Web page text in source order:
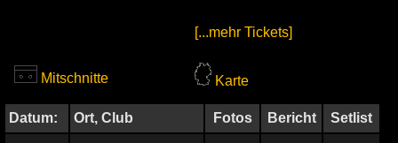
[...mehr Tickets]
Mitschnitte Karte
Datum: Ort, Club Fotos Bericht Setlist